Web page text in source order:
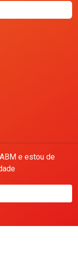
e estou de